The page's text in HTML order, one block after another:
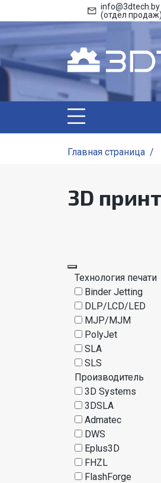
info@3dtech.by
(отдел продаж)
Главная страница /
3D
Технология печати
Binder Jetting
DLP/LCD/LED
MJP/MJM
PolyJet
SLA
SLS
Производитель
3D Systems
3DSLA
Admatec
DWS
Eplus3D
FHZL
FlashForge